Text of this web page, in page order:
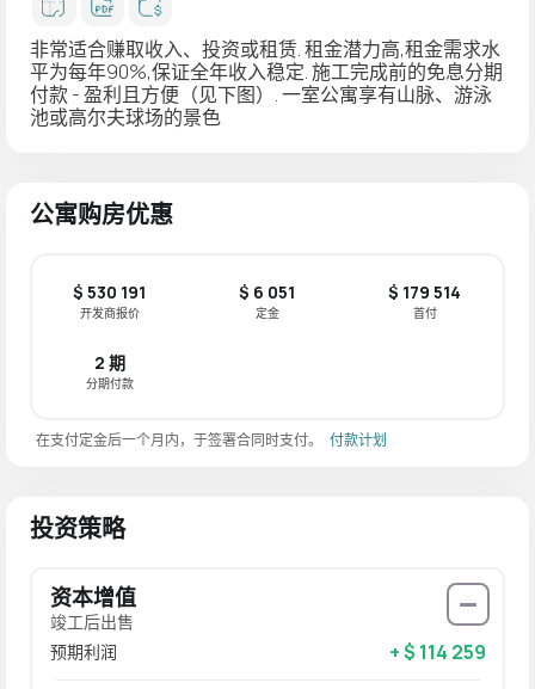
非常适合赚取收入、投资或租赁. 租金潜力高,租金需求水
平为每年90%,保证全年收入稳定. 施工完成前的免息分期
付款 - 盈利且方便（见下图）. 一室公寓享有山脉、游泳
池或高尔夫球场的景色
公寓购房优惠
$ 530 191
开发商报价
$ 6 051
定金
$ 179 514
首付
2 期
分期付款
在支付定金后一个月内，于签署合同时支付。 付款计划
投资策略
资本增值
竣工后出售
预期利润
+ $ 114 259